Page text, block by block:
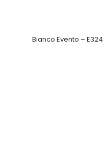
Bianco Evento – E324